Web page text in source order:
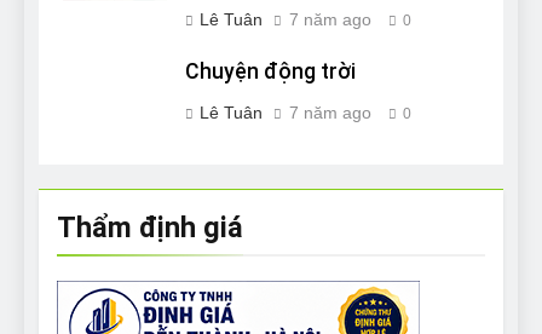
Lê Tuân 7 năm ago 0
Chuyện động trời
Lê Tuân 7 năm ago 0
Thẩm định giá